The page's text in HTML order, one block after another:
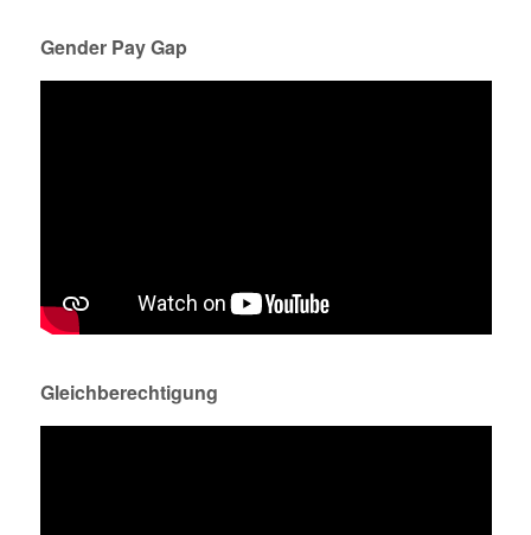
Gender Pay Gap
Gleichberechtigung